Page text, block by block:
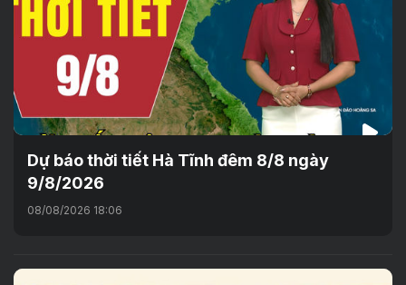
Dự báo thời tiết Hà Tĩnh đêm 8/8 ngày
9/8/2026
08/08/2026 18:06